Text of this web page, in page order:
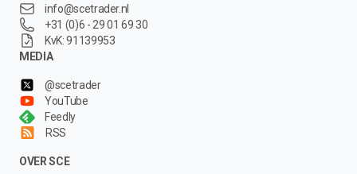
info@scetrader.nl
+31 (0)6 - 29 01 69 30
KvK: 91139953
MEDIA
@scetrader
YouTube
Feedly
RSS
OVER SCE